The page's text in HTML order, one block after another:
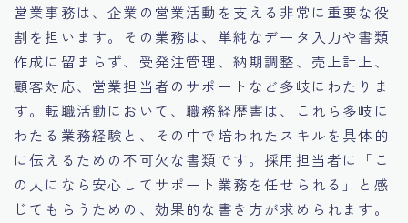
営業事務は、企業の営業活動を支える非常に重要な役
割を担います。その業務は、単純なデータ入力や書類
作成に留まらず、受発注管理、納期調整、売上計上、
顧客対応、営業担当者のサポートなど多岐にわたりま
す。転職活動において、職務経歴書は、これら多岐に
わたる業務経験と、その中で培われたスキルを具体的
に伝えるための不可欠な書類です。採用担当者に「こ
の人になら安心してサポート業務を任せられる」と感
じてもらうための、効果的な書き方が求められます。